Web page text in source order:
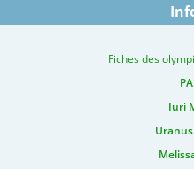
Fiches des
Iuri